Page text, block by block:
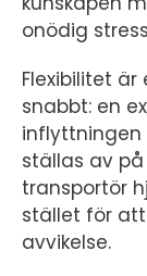
onödig
Flexibilitet
snabbt: en
inflyttningen
ställas av
transportör
stället för
avvikelse.